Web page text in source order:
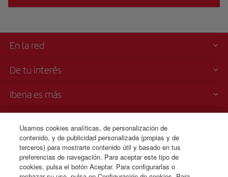
En la red
De tu interés
Iberia es más
Venta telefónica
+353 01 436 0807
Lunes a domingo 00:00 - 24:00 horas ( español e inglés).
Usamos cookies analíticas, de personalización de
contenido, y de publicidad personalizada (propias y de
terceros) para mostrarte contenido útil y basado en tus
preferencias de navegación. Para aceptar este tipo de
cookies, pulsa el botón Aceptar. Para configurarlas o